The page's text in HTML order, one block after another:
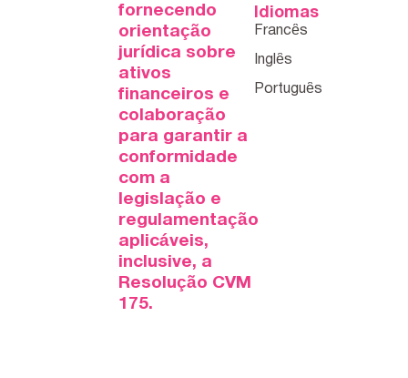
fornecendo
orientação
jurídica sobre
ativos
financeiros e
colaboração
para garantir a
conformidade
com a
legislação e
regulamentação
aplicáveis,
inclusive, a
Resolução CVM
175.
Idiomas